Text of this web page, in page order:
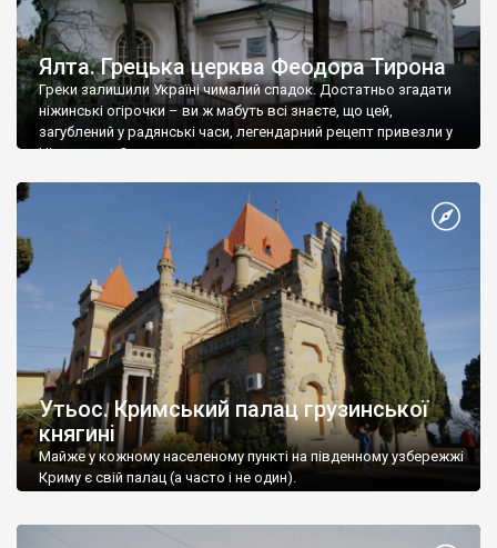
Ялта. Грецька церква Феодора Тирона
Греки залишили Україні чималий спадок. Достатньо згадати
ніжинські огірочки – ви ж мабуть всі знаєте, що цей,
загублений у радянські часи, легендарний рецепт привезли у
Ніжин греки?
Утьос. Кримський палац грузинської
княгині
Майже у кожному населеному пункті на південному узбережжі
Криму є свій палац (а часто і не один).